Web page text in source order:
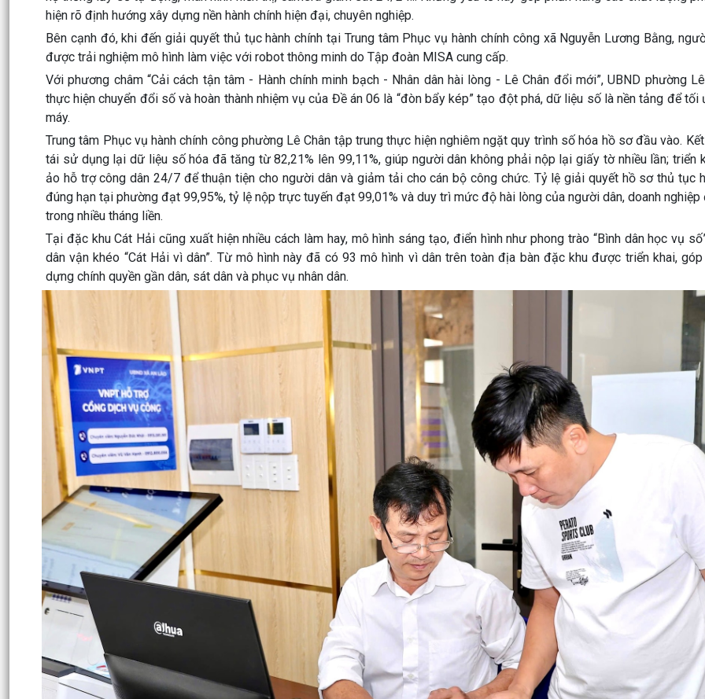
hiện rõ định hướng xây dựng nền hành chính hiện đại, chuyên nghiệp.
Bên cạnh đó, khi đến giải quyết thủ tục hành chính tại Trung tâm Phục vụ hành chính công xã Nguyễn Lương Bằng,
được trải nghiệm mô hình làm việc với robot thông minh do Tập đoàn MISA cung cấp.
Với phương châm “Cải cách tận tâm - Hành chính minh bạch - Nhân dân hài lòng - Lê Chân đổi mới”, UBND phường
thực hiện chuyển đổi số và hoàn thành nhiệm vụ của Đề án 06 là “đòn bẩy kép” tạo đột phá, dữ liệu số là nền tảng để tối
máy.
Trung tâm Phục vụ hành chính công phường Lê Chân tập trung thực hiện nghiêm ngặt quy trình số hóa hồ sơ đầu vào.
tái sử dụng lại dữ liệu số hóa đã tăng từ 82,21% lên 99,11%, giúp người dân không phải nộp lại giấy tờ nhiều lần; triển
ảo hỗ trợ công dân 24/7 để thuận tiện cho người dân và giảm tải cho cán bộ công chức. Tỷ lệ giải quyết hồ sơ thủ tục
đúng hạn tại phường đạt 99,95%, tỷ lệ nộp trực tuyến đạt 99,01% và duy trì mức độ hài lòng của người dân, doanh nghiệp
trong nhiều tháng liền.
Tại đặc khu Cát Hải cũng xuất hiện nhiều cách làm hay, mô hình sáng tạo, điển hình như phong trào “Bình dân học vụ
dân vận khéo “Cát Hải vì dân”. Từ mô hình này đã có 93 mô hình vì dân trên toàn địa bàn đặc khu được triển khai,
dựng chính quyền gần dân, sát dân và phục vụ nhân dân.